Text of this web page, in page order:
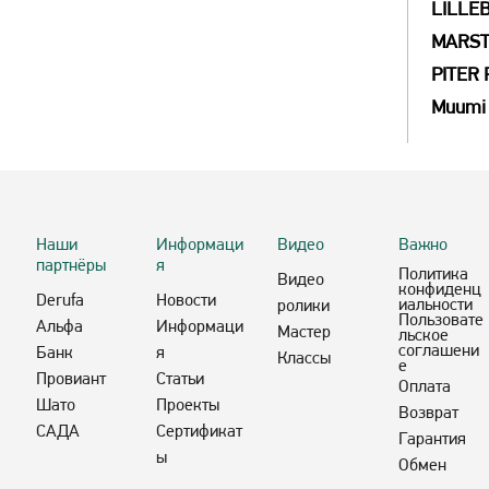
PITER
Наши
партнёры
Derufa
Альфа
Банк
Провиант
Шато
САДА
Информаци
я
Новости
Информаци
я
Статьи
Проекты
Сертификат
ы
Видео
Видео
ролики
Мастер
Классы
Важно
Политика
конфиденц
иальности
Пользовате
льское
соглашени
е
Оплата
Возврат
Гарантия
Обмен